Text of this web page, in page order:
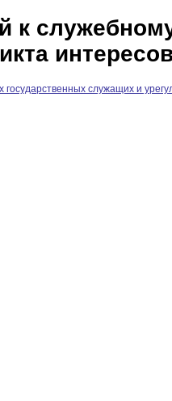
к
интересов
служащих и